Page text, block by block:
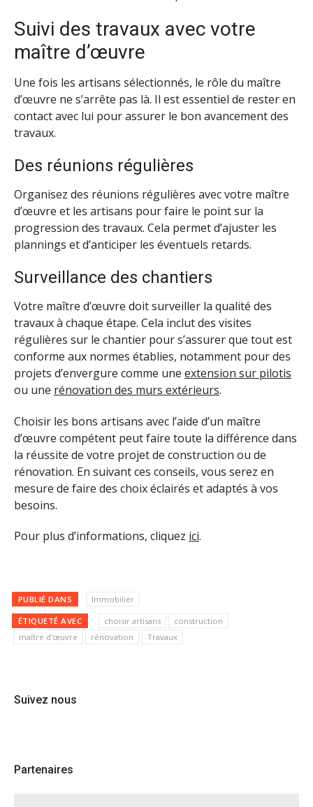
Suivi des travaux avec votre
maître d’œuvre
Une fois les artisans sélectionnés, le rôle du maître
d’œuvre ne s’arrête pas là. Il est essentiel de rester en
contact avec lui pour assurer le bon avancement des
travaux.
Des réunions régulières
Organisez des réunions régulières avec votre maître
d’œuvre et les artisans pour faire le point sur la
progression des travaux. Cela permet d’ajuster les
plannings et d’anticiper les éventuels retards.
Surveillance des chantiers
Votre maître d’œuvre doit surveiller la qualité des
travaux à chaque étape. Cela inclut des visites
régulières sur le chantier pour s’assurer que tout est
conforme aux normes établies, notamment pour des
projets d’envergure comme une extension sur pilotis
ou une rénovation des murs extérieurs.
Choisir les bons artisans avec l’aide d’un maître
d’œuvre compétent peut faire toute la différence dans
la réussite de votre projet de construction ou de
rénovation. En suivant ces conseils, vous serez en
mesure de faire des choix éclairés et adaptés à vos
besoins.
Pour plus d’informations, cliquez ici.
PUBLIÉ DANS Immobilier
ÉTIQUETÉ AVEC choisir artisans
construction
maître d'œuvre
rénovation Travaux
Suivez nous
Partenaires